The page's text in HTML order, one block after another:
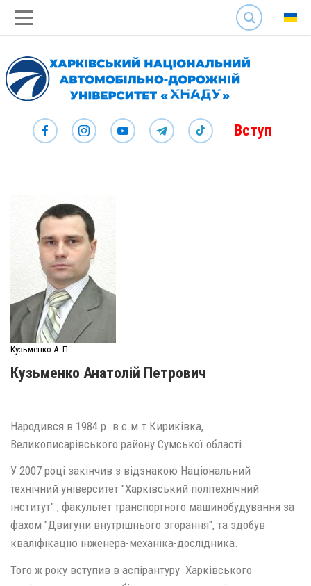
SEARCH
Вступ
Кузьменко А. П.
Кузьменко Анатолій Петрович
Народився в 1984 р. в с.м.т Кириківка,
Великописарівського району Сумської області.
У 2007 році закінчив з відзнакою Національний
технічний університет "Харківський політехнічний
інститут" , факультет транспортного машинобудування за
фахом "Двигуни внутрішнього згорання", та здобув
кваліфікацію інженера-механіка-дослідника.
Того ж року вступив в аспірантуру Харківського